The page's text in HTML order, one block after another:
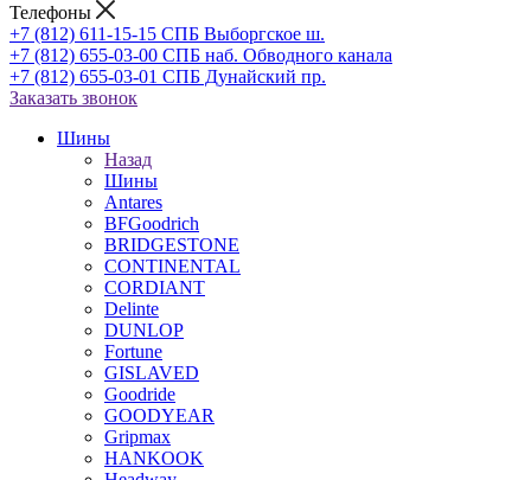
Телефоны
+7 (812) 611-15-15 СПБ Выборгское ш.
+7 (812) 655-03-00 СПБ наб. Обводного канала
+7 (812) 655-03-01 СПБ Дунайский пр.
Заказать звонок
Шины
Назад
Шины
Antares
BFGoodrich
BRIDGESTONE
CONTINENTAL
CORDIANT
Delinte
DUNLOP
Fortune
GISLAVED
Goodride
GOODYEAR
Gripmax
HANKOOK